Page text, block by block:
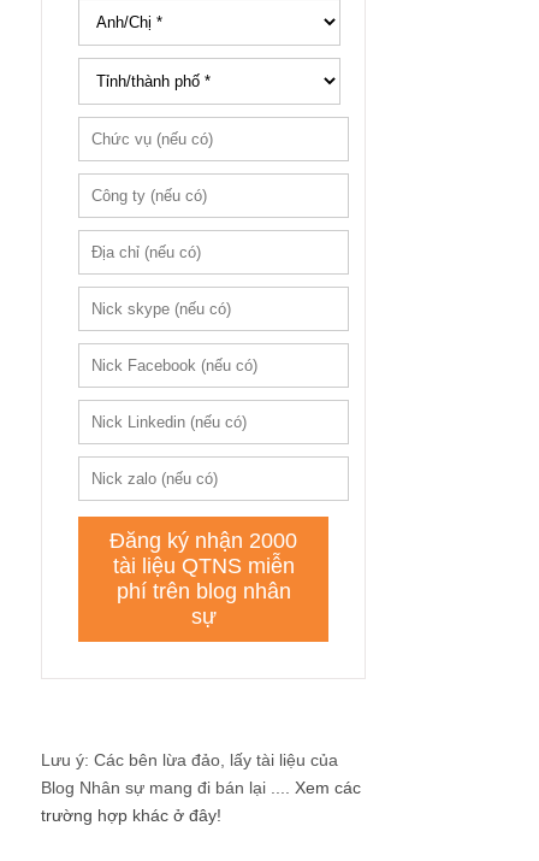
Lưu ý: Các bên lừa đảo, lấy tài liệu của
Blog Nhân sự mang đi bán lại .... Xem các
trường hợp khác ở đây!